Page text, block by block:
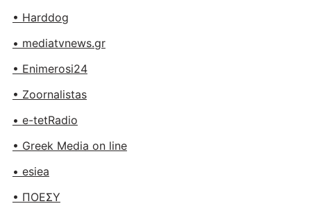
• Harddog
• mediatvnews.gr
• Enimerosi24
• Zoornalistas
• e-tetRadio
• Greek Media on line
• esiea
• ΠΟΕΣΥ